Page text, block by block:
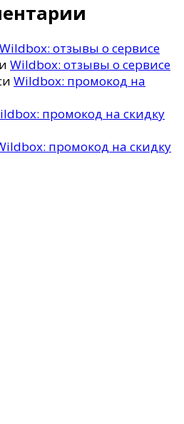
Wildbox: отзывы о сервисе
Wildbox: отзывы о сервисе
Wildbox: промокод на
промокод на скидку
промокод на скидку